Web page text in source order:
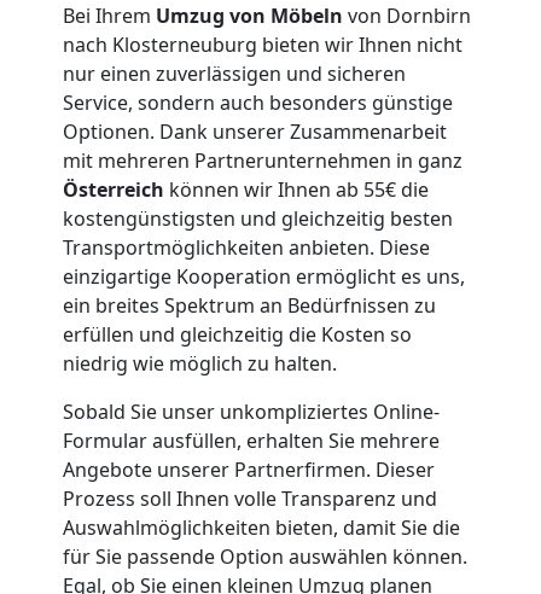
Bei Ihrem Umzug von Möbeln von Dornbirn
nach Klosterneuburg bieten wir Ihnen nicht
nur einen zuverlässigen und sicheren
Service, sondern auch besonders günstige
Optionen. Dank unserer Zusammenarbeit
mit mehreren Partnerunternehmen in ganz
Österreich können wir Ihnen ab 55€ die
kostengünstigsten und gleichzeitig besten
Transportmöglichkeiten anbieten. Diese
einzigartige Kooperation ermöglicht es uns,
ein breites Spektrum an Bedürfnissen zu
erfüllen und gleichzeitig die Kosten so
niedrig wie möglich zu halten.
Sobald Sie unser unkompliziertes Online-
Formular ausfüllen, erhalten Sie mehrere
Angebote unserer Partnerfirmen. Dieser
Prozess soll Ihnen volle Transparenz und
Auswahlmöglichkeiten bieten, damit Sie die
für Sie passende Option auswählen können.
Egal, ob Sie einen kleinen Umzug planen
LKW
Möbellift
Dornbirn
Übersiedlung
Dornbirn
Klaviertransport
Dornbirn